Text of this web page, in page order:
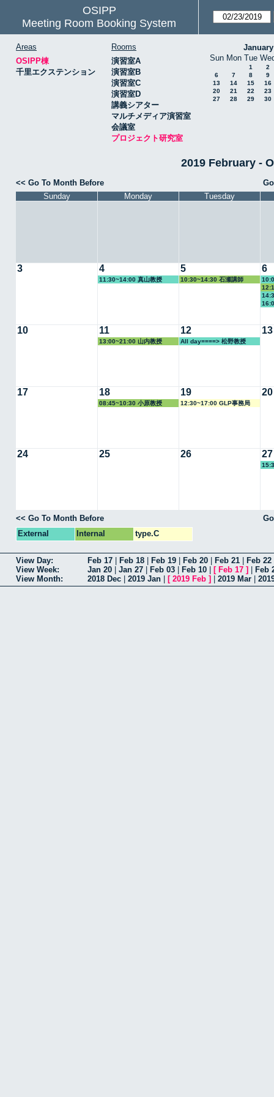
OSIPP
Meeting Room Booking System
Areas
OSIPP棟
千里エクステンション
Rooms
演習室A
演習室B
演習室C
演習室D
講義シアター
マルチメディア演習室
会議室
プロジェクト研究室
Sun Mon Tue
1
2
6
7 8
9
13
14 15
16
20
21 22
23
27
28 29 30
2019 February -
<< Go To Month Before
Sunday
Monday Tuesday
3 4
11:30~14:00 真山教授
5
10:30~14:30 石瀬講師
6
10 11
13:00~21:00 山内教授
12
All day====> 松野教授
13
17 18
08:45~10:30 小原教授
19
12:30~17:00 GLP事務局
20
24 25 26 27
<< Go To Month Before
External
Internal type.C
View Day: Feb 17 Feb 18 Feb 19 Feb 20 Feb 21 Feb 22
View Week:
Jan 20 Jan 27 Feb 03 Feb 10 [ Feb 17 ]
Feb
View Month:
2018 Dec 2019 Jan [ 2019 Feb ] 2019 Mar